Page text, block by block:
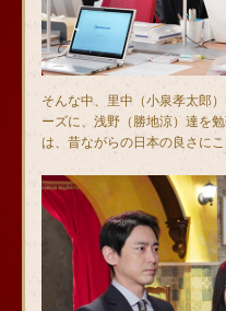
そんな中、里中（小泉孝太郎
ーズに、浅野（勝地涼）達を
は、昔ながらの日本の良さに